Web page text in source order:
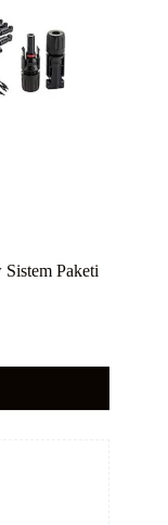
Paketi